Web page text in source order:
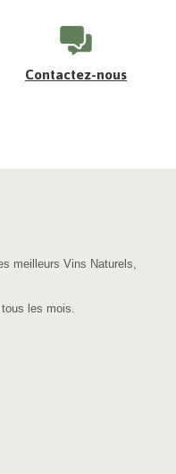
Contactez-nous
meilleurs Vins Naturels,
les mois.